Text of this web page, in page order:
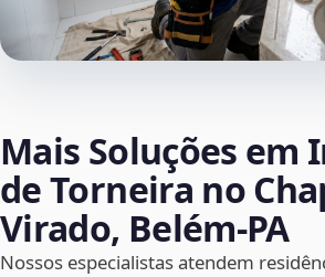
Mais Soluções em
de Torneira no
Virado, Belém‑PA
Nossos especialistas atendem